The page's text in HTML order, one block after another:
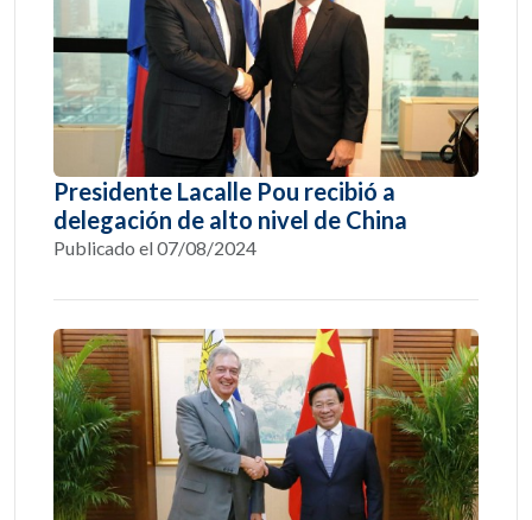
Presidente Lacalle Pou recibió a
delegación de alto nivel de China
Publicado el 07/08/2024